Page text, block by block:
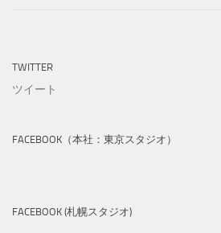
TWITTER
ツイート
FACEBOOK（本社：東京スタジオ）
FACEBOOK (札幌スタジオ)